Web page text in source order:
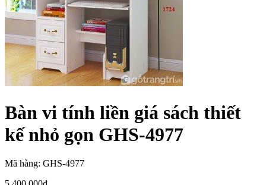
Bàn vi tính liền giá sách thiết
kế nhỏ gọn GHS-4977
Mã hàng: GHS-4977